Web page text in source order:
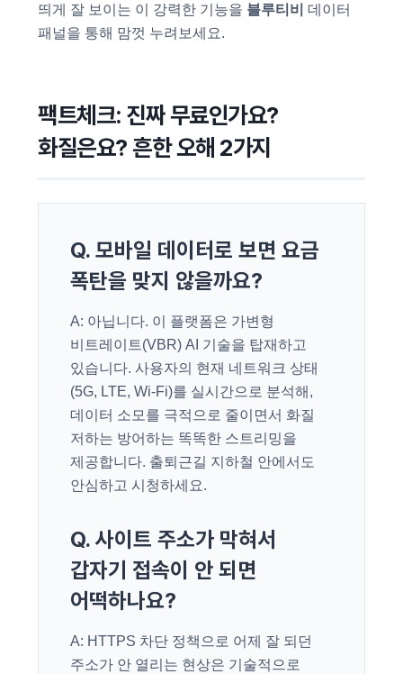
띄게 잘 보이는 이 강력한 기능을 블루티비 데이터
패널을 통해 맘껏 누려보세요.
팩트체크: 진짜 무료인가요?
화질은요? 흔한 오해 2가지
Q. 모바일 데이터로 보면 요금
폭탄을 맞지 않을까요?
A: 아닙니다. 이 플랫폼은 가변형
비트레이트(VBR) AI 기술을 탑재하고
있습니다. 사용자의 현재 네트워크 상태
(5G, LTE, Wi-Fi)를 실시간으로 분석해,
데이터 소모를 극적으로 줄이면서 화질
저하는 방어하는 똑똑한 스트리밍을
제공합니다. 출퇴근길 지하철 안에서도
안심하고 시청하세요.
Q. 사이트 주소가 막혀서
갑자기 접속이 안 되면
어떡하나요?
A: HTTPS 차단 정책으로 어제 잘 되던
주소가 안 열리는 현상은 기술적으로